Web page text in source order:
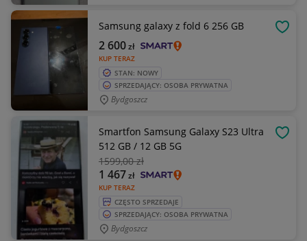
Samsung galaxy z fold 6 256 GB
KUP TERAZ
2 600zł
STAN: NOWY
SPRZEDAJĄCY: OSOBA PRYWATNA
Bydgoszcz
Smartfon Samsung Galaxy S23 Ultra
512 GB / 12 GB 5G
1599,00 zł
KUP TERAZ
1 467zł
CZĘSTO SPRZEDAJE
SPRZEDAJĄCY: OSOBA PRYWATNA
Bydgoszcz